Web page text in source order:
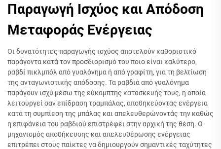
Παραγωγή Ισχύος και Απόδοση
Μεταφοράς Ενέργειας
Οι δυνατότητες παραγωγής ισχύος αποτελούν καθοριστικό
παράγοντα κατά τον προσδιορισμό του ποιο είναι καλύτερο,
ραβδί πικλμπόλ από γυαλόνημα ή από γραφίτη, για τη βελτίωση
της ανταγωνιστικής απόδοσης. Τα ραβδιά από γυαλόνημα
παράγουν ισχύ μέσω της εύκαμπτης κατασκευής τους, η οποία
λειτουργεί σαν επίδραση τραμπάλας, αποθηκεύοντας ενέργεια
κατά τη συμπίεση της μπάλας και απελευθερώνοντάς την καθώς
η επιφάνεια του ραβδιού επιστρέφει στην αρχική της θέση. Ο
μηχανισμός αποθήκευσης και απελευθέρωσης ενέργειας
επιτρέπει στους παίκτες να δημιουργούν σημαντικές ταχύτητες